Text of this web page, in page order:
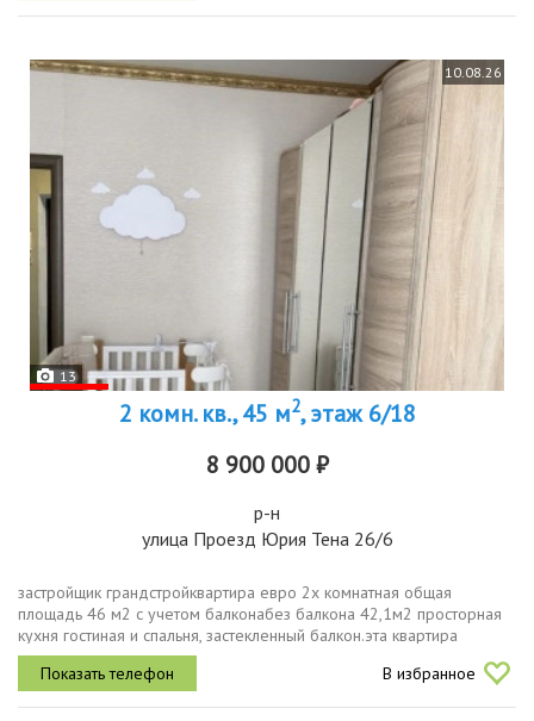
10.08.26
13
2 комн. кв., 45 м2, этаж 6/18
8 900 000 ₽
р-н
улица Проезд Юрия Тена 26/6
застройщик грандстройквартира евро 2х комнатная общая
площадь 46 м2 с учетом балконабез балкона 42,1м2 просторная
кухня гостиная и спальня, застекленный балкон.эта квартира
предлагает прекрасный вид из окон на улицу, евроремонт делали
для себя без...
В избранное